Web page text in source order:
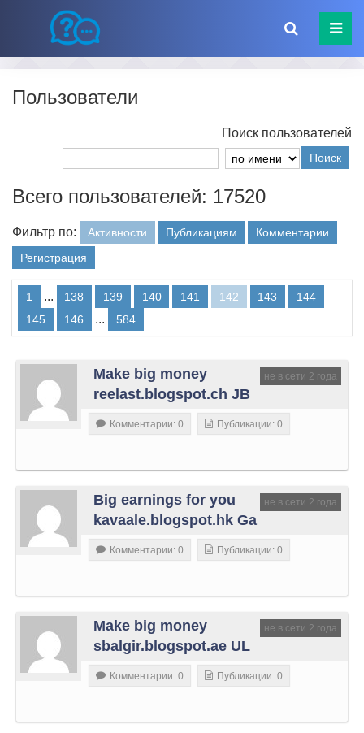
Пользователи
Поиск пользователей
Поиск
Всего пользователей: 17520
Фильтр по: Активности Публикациям
Комментарии
Регистрация
1 ... 138 139 140 141 142 143
144
145
146 ... 584
не в сети 2 года
Make big money
reelast.blogspot.ch JB
Комментарии: 0 Публикации: 0
не в сети 2 года
Big earnings for you
kavaale.blogspot.hk Ga
Комментарии: 0 Публикации: 0
не в сети 2 года
Make big money
sbalgir.blogspot.ae UL
Комментарии: 0 Публикации: 0